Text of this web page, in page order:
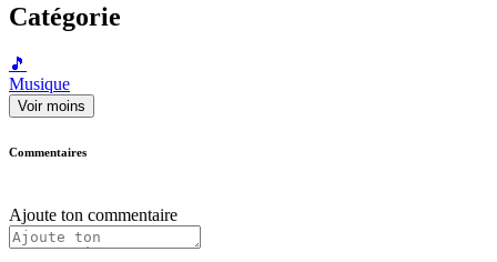
Catégorie
🎵
Musique
Voir moins
Commentaires
Ajoute ton commentaire